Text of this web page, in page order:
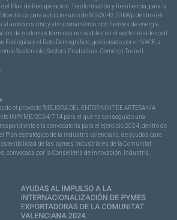
del Plan de Recuperación, Trasformación y Resiliencia, para la
para autoconsumo de 50kW/43,20kWp dentro del
autoconsumo y almacenamiento, con fuentes de energía
de sistemas térmicos renovables en el sector residencial
y el Reto Demográfico, gestionado por el IVACE, a
Sostenible, Sectors Productius, Comerç i Treball.
el proyecto “MEJORA DEL ENTORNO IT DE ARTESANÍA
INPYME/2024/714 para el que ha conseguido una
a la convocatoria para el ejercicio 2024, dentro de
Plan estratégico de la industria valenciana, de ayudas para
de las pymes industriales de la Comunitat
convocada por la Conselleria de Innovación, Industria,